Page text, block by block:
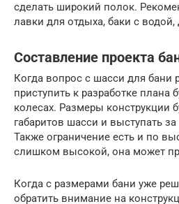
сделать широкий полок.
лавки для отдыха, баки с
Составление проекта
Когда вопрос с шасси для бани
приступить к разработке плана
колесах. Размеры конструкции
габаритов шасси и выступать
Также ограничение есть и по
слишком высокой, она может
Когда с размерами бани уже
обратить внимание на